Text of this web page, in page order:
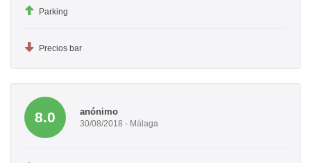
Parking
Precios bar
8.0 anónimo
30/08/2018 - Málaga